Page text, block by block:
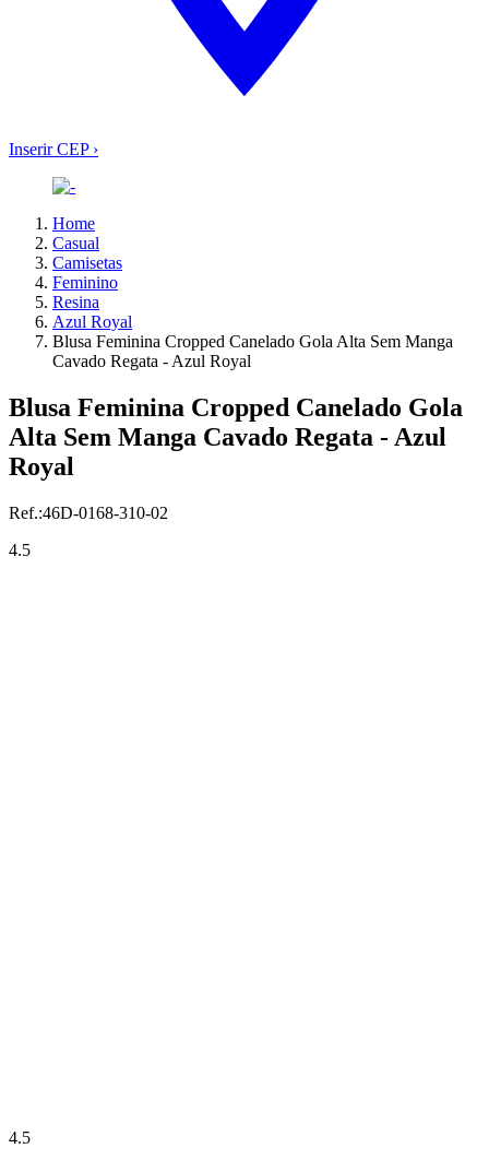
Inserir CEP ›
Home
Casual
Camisetas
Feminino
Resina
Azul Royal
Blusa Feminina Cropped Canelado Gola Alta Sem Manga
Cavado Regata - Azul Royal
Blusa Feminina Cropped Canelado Gola
Alta Sem Manga Cavado Regata - Azul
Royal
Ref.:46D-0168-310-02
4.5
4.5